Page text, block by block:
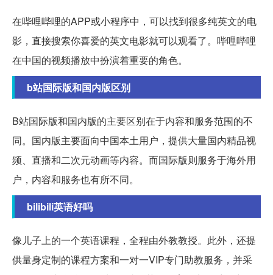
在哔哩哔哩的APP或小程序中，可以找到很多纯英文的电
影，直接搜索你喜爱的英文电影就可以观看了。哔哩哔哩
在中国的视频播放中扮演着重要的角色。
b站国际版和国内版区别
B站国际版和国内版的主要区别在于内容和服务范围的不
同。国内版主要面向中国本土用户，提供大量国内精品视
频、直播和二次元动画等内容。而国际版则服务于海外用
户，内容和服务也有所不同。
bilibili英语好吗
像儿子上的一个英语课程，全程由外教教授。此外，还提
供量身定制的课程方案和一对一VIP专门助教服务，并采